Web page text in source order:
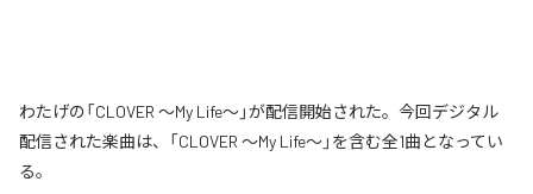
わたげの「CLOVER ～My Life～」が配信開始された。今回デジタル
配信された楽曲は、「CLOVER ～My Life～」を含む全1曲となってい
る。